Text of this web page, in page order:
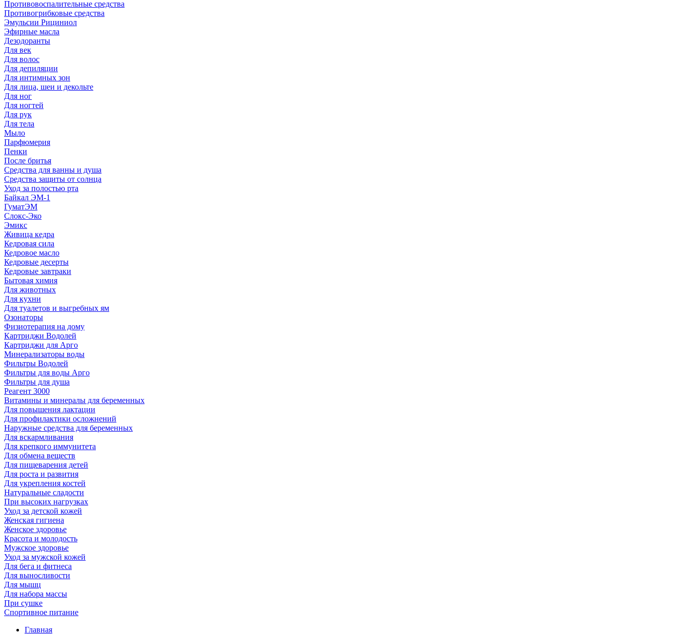
Противовоспалительные средства
Противогрибковые средства
Эмульсии Рициниол
Эфирные масла
Дезодоранты
Для век
Для волос
Для депиляции
Для интимных зон
Для лица, шеи и декольте
Для ног
Для ногтей
Для рук
Для тела
Мыло
Парфюмерия
Пенки
После бритья
Средства для ванны и душа
Средства защиты от солнца
Уход за полостью рта
Байкал ЭМ-1
ГуматЭМ
Слокс-Эко
Эмикс
Живица кедра
Кедровая сила
Кедровое масло
Кедровые десерты
Кедровые завтраки
Бытовая химия
Для животных
Для кухни
Для туалетов и выгребных ям
Озонаторы
Физиотерапия на дому
Картриджи Водолей
Картриджи для Арго
Минерализаторы воды
Фильтры Водолей
Фильтры для воды Арго
Фильтры для душа
Реагент 3000
Витамины и минералы для беременных
Для повышения лактации
Для профилактики осложнений
Наружные средства для беременных
Для вскармливания
Для крепкого иммунитета
Для обмена веществ
Для пищеварения детей
Для роста и развития
Для укрепления костей
Натуральные сладости
При высоких нагрузках
Уход за детской кожей
Женская гигиена
Женское здоровье
Красота и молодость
Мужское здоровье
Уход за мужской кожей
Для бега и фитнеса
Для выносливости
Для мышц
Для набора массы
При сушке
Спортивное питание
Главная